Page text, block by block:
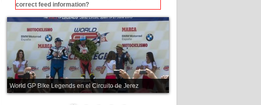
correct feed information?
World GP Bike Legends en el Circuito de Jerez